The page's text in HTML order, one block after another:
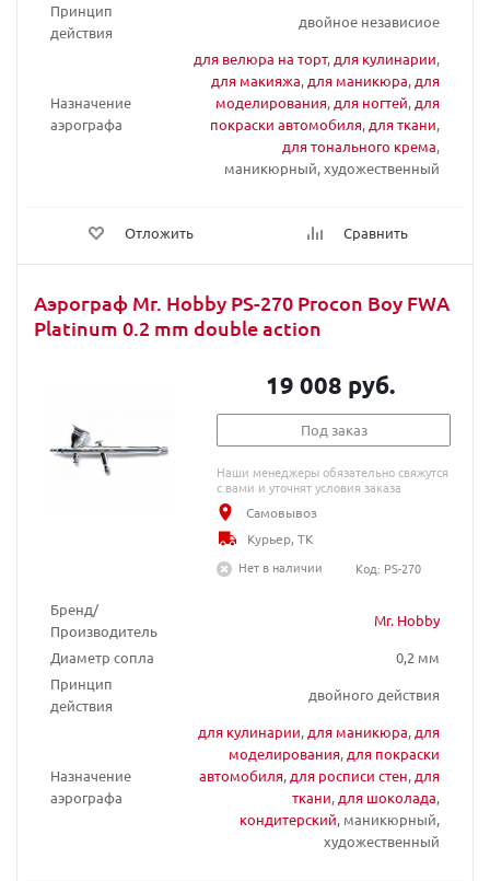
Принцип
действия
двойное независиое
Назначение
аэрографа
для велюра на торт, для кулинарии,
для макияжа, для маникюра, для
моделирования, для ногтей, для
покраски автомобиля, для ткани,
для тонального крема,
маникюрный, художественный
Отложить Сравнить
Аэрограф Mr. Hobby PS-270 Procon Boy FWA
Platinum 0.2 mm double action
Бренд/
Производитель
Mr. Hobby
Диаметр сопла
0,2 мм
Принцип
действия
двойного действия
Назначение
аэрографа
для кулинарии, для маникюра, для
моделирования, для покраски
автомобиля, для росписи стен, для
ткани, для шоколада,
кондитерский, маникюрный,
художественный
19 008 руб.
Под заказ
Наши менеджеры обязательно свяжутся
с вами и уточнят условия заказа
Самовывоз
Курьер, ТК
Нет в наличии
Код: PS-270